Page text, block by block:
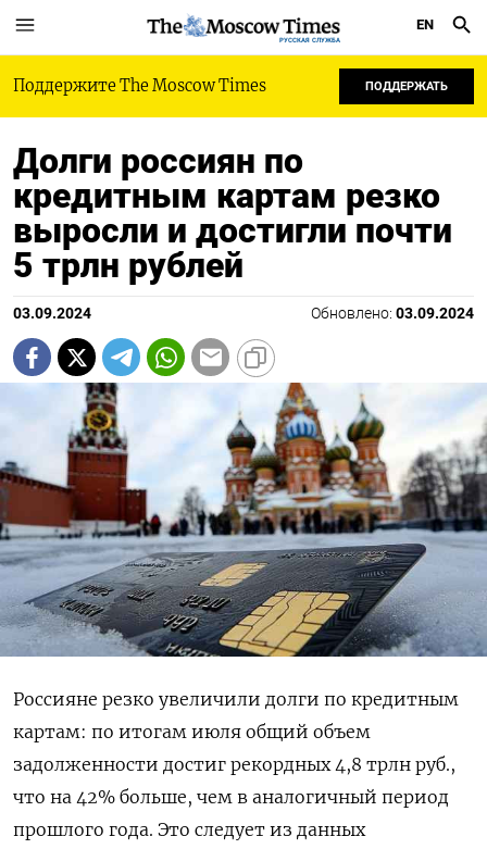
РУССКАЯ СЛУЖБА
EN
Поддержите The Moscow Times ПОДДЕРЖАТЬ
Долги россиян по
кредитным картам резко
выросли и достигли почти
5 трлн рублей
03.09.2024 Обновлено: 03.09.2024
Россияне резко увеличили долги по кредитным
картам: по итогам июля общий объем
задолженности достиг рекордных 4,8 трлн руб.,
что на 42% больше, чем в аналогичный период
прошлого года. Это следует из данных